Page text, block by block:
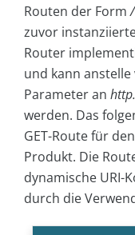
Routen der Form
zuvor
Router
und kann anstelle
Parameter an
werden. Das
GET-Route für
Produkt. Die
dynamische URI-
durch die